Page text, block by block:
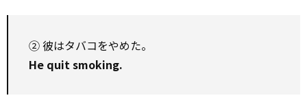
② 彼はタバコをやめた。
He quit smoking.